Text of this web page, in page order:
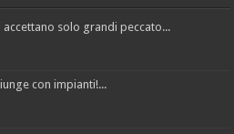
accettano solo grandi peccato...
con impianti!...